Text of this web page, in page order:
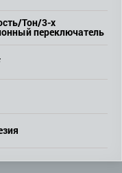
Тон/3-х
переключатель